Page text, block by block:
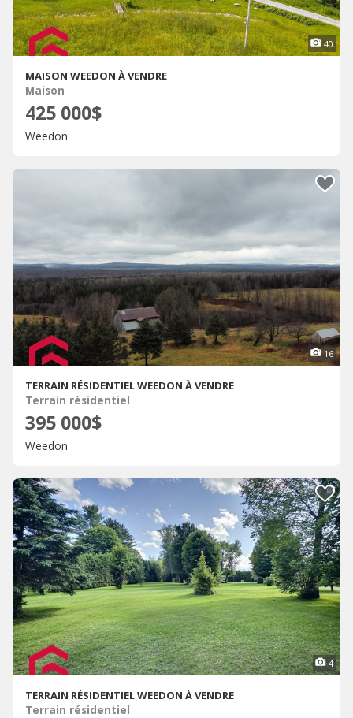
40
MAISON WEEDON À VENDRE
Maison
425 000$
Weedon
16
TERRAIN RÉSIDENTIEL WEEDON À VENDRE
Terrain résidentiel
395 000$
Weedon
4
TERRAIN RÉSIDENTIEL WEEDON À VENDRE
Terrain résidentiel